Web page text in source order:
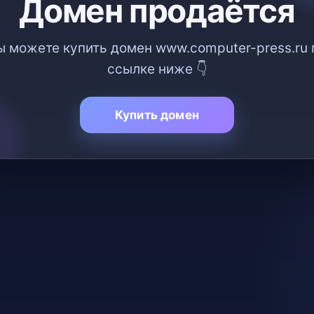
Домен продаётся
можете купить домен www.computer-press.ru
ссылке ниже 👇
Купить домен